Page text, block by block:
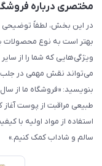
مختصری درباره
در این بخش، لطفاً توضیحی
بهتر است به نوع محصولات
ویژگی‌هایی که شما را از سایر
می‌تواند نقش مهمی در جلب
طبیعی مراقبت از پوست
استفاده از مواد اولیه با
سالم و شاداب کمک کنیم.»